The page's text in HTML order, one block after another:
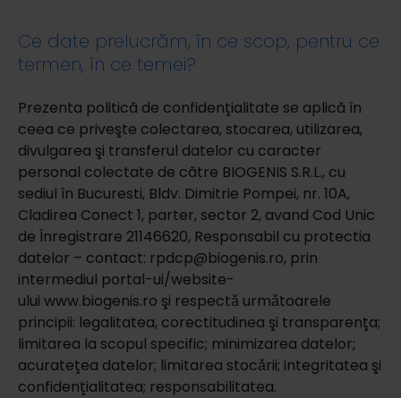
Ce date prelucrăm, în ce scop, pentru ce
termen, în ce temei?
Prezenta politică de confidenţialitate se aplică în
ceea ce priveşte colectarea, stocarea, utilizarea,
divulgarea şi transferul datelor cu caracter
personal colectate de către BIOGENIS S.R.L., cu
sediul în Bucuresti, Bldv. Dimitrie Pompei, nr. 10A,
Cladirea Conect 1, parter, sector 2, avand Cod Unic
de Înregistrare 21146620, Responsabil cu protectia
datelor – contact: rpdcp@biogenis.ro, prin
intermediul portal-ui/website-
ului www.biogenis.ro şi respectǎ urmǎtoarele
principii: legalitatea, corectitudinea şi transparenţa;
limitarea la scopul specific; minimizarea datelor;
acurateţea datelor; limitarea stocǎrii; integritatea şi
confidenţialitatea; responsabilitatea.